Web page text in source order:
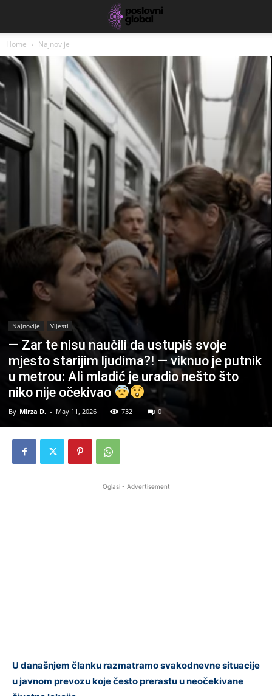
Home Najnovije
Najnovije Vijesti
— Zar te nisu naučili da ustupiš svoje
mjesto starijim ljudima?! — viknuo je putnik
u metrou: Ali mladić je uradio nešto što
niko nije očekivao
By Mirza D. - May 11, 2026 732 0
Oglasi - Advertisement
U današnjem članku razmatramo svakodnevne situacije
u javnom prevozu koje često prerastu u neočekivane